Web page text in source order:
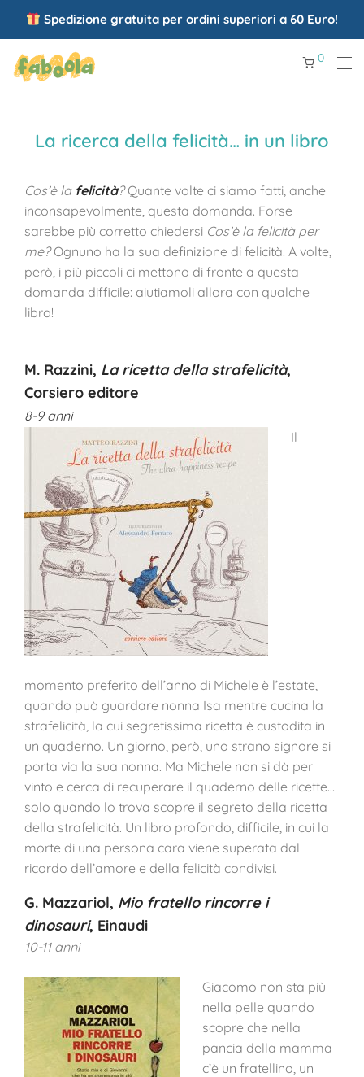
Spedizione gratuita per ordini superiori a 60 Euro!
0
La ricerca della felicità… in un libro
Cos’è la felicità?Quante volte ci siamo fatti, anche
inconsapevolmente, questa domanda. Forse
sarebbe più corretto chiedersi Cos’è la felicità per
me?Ognuno ha la sua definizione di felicità. A volte,
però, i più piccoli ci mettono di fronte a questa
domanda difficile: aiutiamoli allora con qualche
libro!
M. Razzini, La ricetta della strafelicità,
Corsiero editore
8-9 anni
Il
momento preferito dell’anno di Michele è l’estate,
quando può guardare nonna Isa mentre cucina la
strafelicità, la cui segretissima ricetta è custodita in
un quaderno. Un giorno, però, uno strano signore si
porta via la sua nonna. Ma Michele non si dà per
vinto e cerca di recuperare il quaderno delle ricette…
solo quando lo trova scopre il segreto della ricetta
della strafelicità. Un libro profondo, difficile, in cui la
morte di una persona cara viene superata dal
ricordo dell’amore e della felicità condivisi.
G. Mazzariol, Mio fratello rincorre i
dinosauri, Einaudi
10-11 anni
Giacomo non sta più
nella pelle quando
scopre che nella
pancia della mamma
c’è un fratellino, un